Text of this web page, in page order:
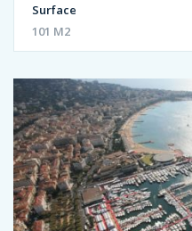
Surface
101 M2